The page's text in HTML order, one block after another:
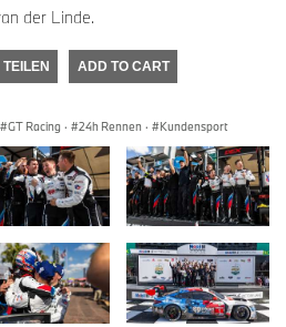
der Linde.
TEILEN ADD TO CART
GT Racing · 24h Rennen · Kundensport